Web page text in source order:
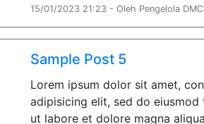
15/01/2023 21:23 - Oleh Pengelola
Sample Post 5
Lorem ipsum dolor sit amet,
adipisicing elit, sed do
ut labore et dolore magna